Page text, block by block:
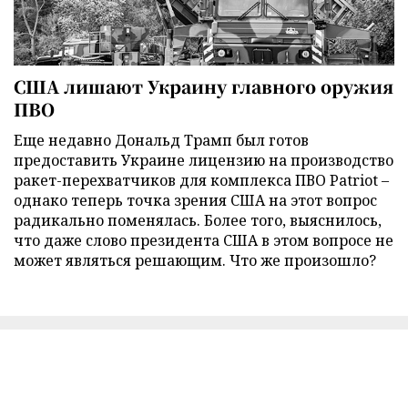
США лишают Украину главного оружия
ПВО
Еще недавно Дональд Трамп был готов
предоставить Украине лицензию на производство
ракет-перехватчиков для комплекса ПВО Patriot –
однако теперь точка зрения США на этот вопрос
радикально поменялась. Более того, выяснилось,
что даже слово президента США в этом вопросе не
может являться решающим. Что же произошло?